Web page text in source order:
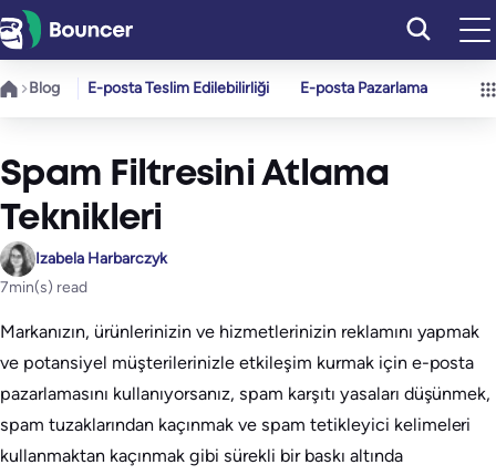
İçeriğe
geç
Blog E-posta Teslim Edilebilirliği E-posta Pazarlama
Spam Filtresini Atlama
Teknikleri
Izabela Harbarczyk
7min(s) read
Markanızın, ürünlerinizin ve hizmetlerinizin reklamını yapmak
ve potansiyel müşterilerinizle etkileşim kurmak için e-posta
pazarlamasını kullanıyorsanız, spam karşıtı yasaları düşünmek,
spam tuzaklarından kaçınmak ve spam tetikleyici kelimeleri
kullanmaktan kaçınmak gibi sürekli bir baskı altında